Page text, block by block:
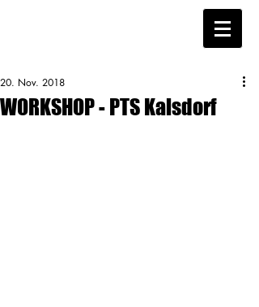
WORKSHOP - PTS Kalsdorf
20. Nov. 2018